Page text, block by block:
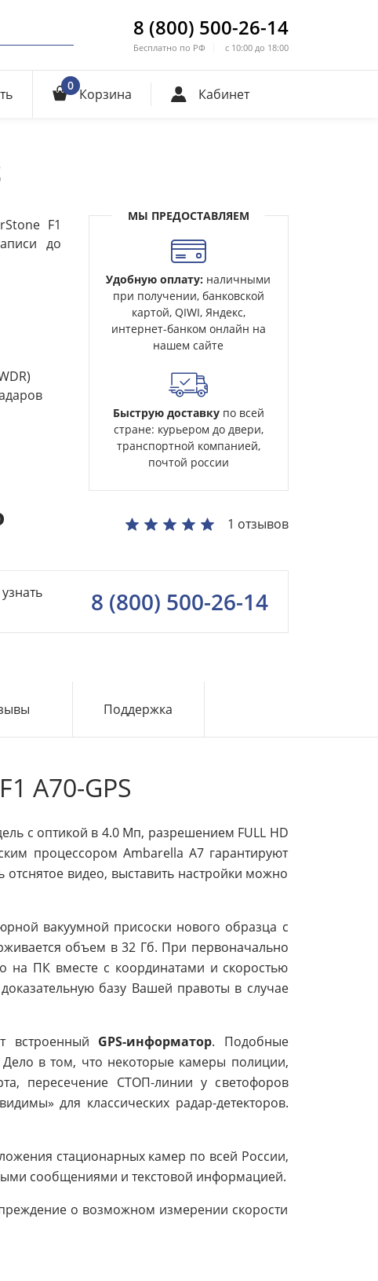
8 (800) 500-26-14
Бесплатно по РФ с 10:00 до 18:00
0 Корзина Кабинет
F1
до
1 отзывов
8 (800) 500-26-14
МЫ ПРЕДОСТАВЛЯЕМ
Удобную оплату: наличными
при получении, банковской
картой, QIWI, Яндекс,
интернет-банком онлайн на
нашем сайте
Быструю доставкупо всей
стране: курьером до двери,
транспортной компанией,
почтой россии
Поддержка
A70-GPS
с оптикой в 4.0 Мп, разрешением FULL HD
процессором Ambarella A7 гарантируют
видео, выставить настройки можно
вакуумной присоски нового образца с
объем в 32 Гб. При первоначально
на ПК вместе с координатами и скоростью
базу Вашей правоты в случае
встроенный GPS-информатор. Подобные
Дело в том, что некоторые камеры полиции,
пересечение СТОП-линии у светофоров
для классических радар-детекторов.
стационарных камер по всей России,
сообщениями и текстовой информацией.
о возможном измерении скорости